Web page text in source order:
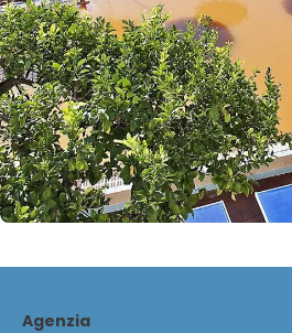
Agenzia